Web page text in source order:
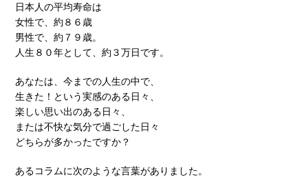
日本人の平均寿命は
女性で、約８６歳
男性で、約７９歳。
人生８０年として、約３万日です。
あなたは、今までの人生の中で、
生きた！という実感のある日々、
楽しい思い出のある日々、
または不快な気分で過ごした日々
どちらが多かったですか？
あるコラムに次のような言葉がありました。